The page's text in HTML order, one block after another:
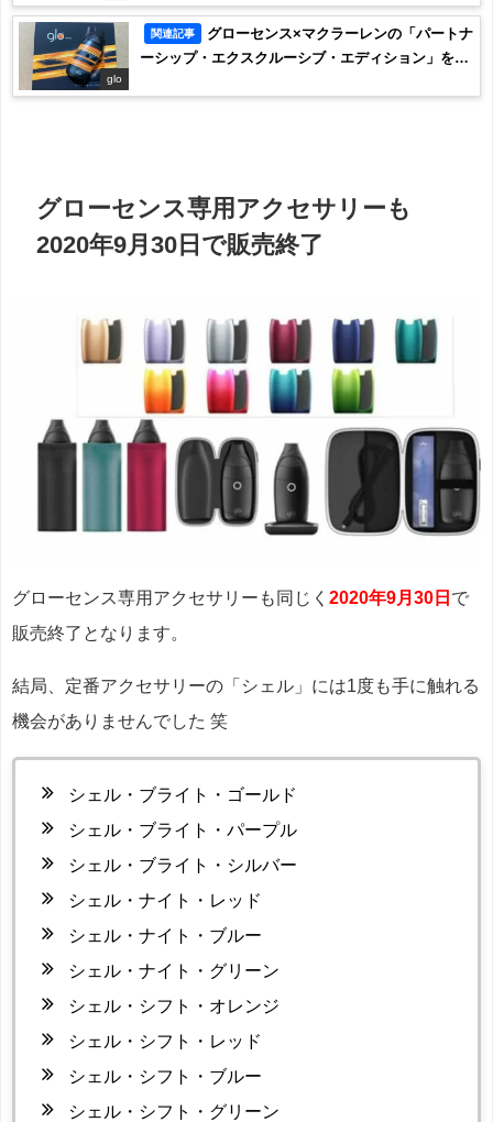
glo
関連記事
グローセンス×マクラーレンの「パートナ
ーシップ・エクスクルーシブ・エディション」を紹
グローセンス専用アクセサリーも
2020年9月30日で販売終了
グローセンス専用アクセサリーも同じく 2020年9月30日 で
販売終了となります。
結局、定番アクセサリーの「シェル」には1度も手に触れる
機会がありませんでした 笑
シェル・ブライト・ゴールド
シェル・ブライト・パープル
シェル・ブライト・シルバー
シェル・ナイト・レッド
シェル・ナイト・ブルー
シェル・ナイト・グリーン
シェル・シフト・オレンジ
シェル・シフト・レッド
シェル・シフト・ブルー
シェル・シフト・グリーン